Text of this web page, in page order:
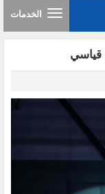
الخدمات
قياسي